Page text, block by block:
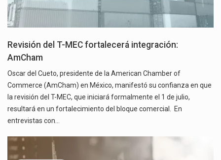
Revisión del T-MEC fortalecerá integración:
AmCham
Oscar del Cueto, presidente de la American Chamber of
Commerce (AmCham) en México, manifestó su confianza en que
la revisión del T-MEC, que iniciará formalmente el 1 de julio,
resultará en un fortalecimiento del bloque comercial. En
entrevistas con…